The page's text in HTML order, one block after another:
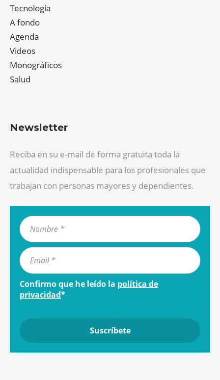
Tecnología
A fondo
Agenda
Videos
Monográficos
Salud
Newsletter
Reciba en su e-mail de forma gratuita toda la
actualidad indispensable para los profesionales que
trabajan con personas mayores y dependientes.
Confirmo que he leído la política de
privacidad*